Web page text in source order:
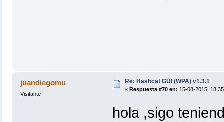
juandiegomu
Visitante
Re: Hashcat GUI (WPA) v1.3.1
« Respuesta #70 en: 15-08-2015,
hola ,sigo